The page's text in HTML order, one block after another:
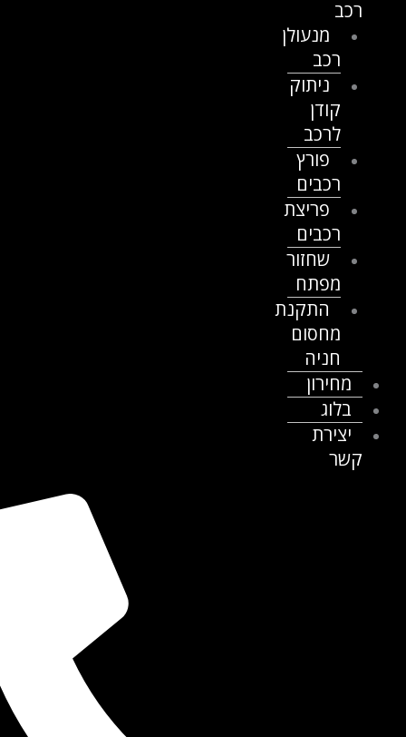
מנעולן
ניתוק
לרכב
פורץ
רכבים
פריצת
רכבים
שחזור
מפתח
התקנת
מחסום
חניה
מחירון
בלוג
יצירת
קשר